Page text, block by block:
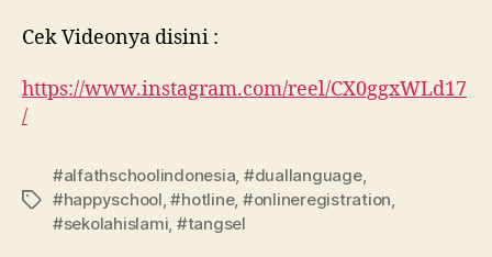
Cek Videonya disini :
https://www.instagram.com/reel/CX0ggxWLd17
/
#alfathschoolindonesia, #duallanguage,
#happyschool,#hotline, #onlineregistration,
#sekolahislami, #tangsel